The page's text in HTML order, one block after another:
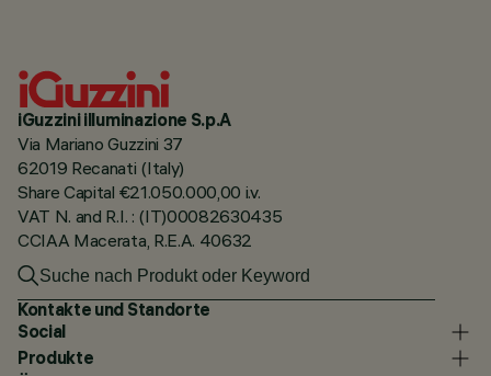
iGuzzini illuminazione S.p.A
Via Mariano Guzzini 37
62019 Recanati (Italy)
Share Capital €21.050.000,00 i.v.
VAT N. and R.I. : (IT)00082630435
CCIAA Macerata, R.E.A. 40632
Kontakte und Standorte
Social
Produkte